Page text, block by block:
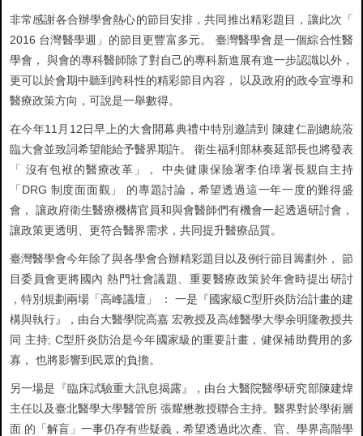
非常感謝各合辦學會熱心的節目安排，共同推出精彩題目，讓此次「
2016 台灣醫學週」的節目更豐富多元。 臺灣醫學會是一個綜合性醫
學會， 與會的專科醫師除了對自己的專科新進展有進一步認識以外，
更可以於會期中聽到跨科性的精彩節目內容， 以及政府的政令宣導和
醫療政策方向，可說是一舉數得。
在今年11月12日早上的大會開幕典禮中特別邀請到 陳建仁副總統蒞
臨大會並致詞希望能給予醫界期許。 衛生福利部林奏延部長也將發表
「 沒有包袱的醫療改革」， 中央健康保險署李伯璋署長親自主持
「DRG 制度面面觀」 的專題討論，希望透過這一年一度的難得盛
會， 讓政府衛生醫療機構官員和與會醫師們有機會一起透過研討會，
讓政策更透明、更符合醫界需求，共同提升醫療品質。
臺灣醫學會今年除了與各學會合辦精彩題目以及例行節目籌劃外， 節
目委員會更將國內 熱門社會議題、重要醫療政策於年會時提出研討
，特別規劃兩場「高峰議壇」 ： 一是『國家級C型肝炎防治計畫的建
構與執行』，由台大醫學院高嘉 宏教授及高雄醫學大學余明隆教授共
同 主持; C型肝炎防治是今年國家級的重要計畫，健保補助費用的多
寡， 也將影響到民眾的負擔。
另一場是『臨床試驗重大訊息揭露』，由台大醫院醫學研究部陳建煒
主任以及臺北醫學大學醫管所 張耀懋教授聯合主持。醫界對於學術層
面 的「解盲」一事仍存有些疑義，希望透過此次產、官、學界高階學